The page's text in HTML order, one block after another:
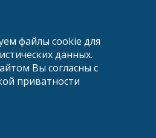
файлы cookie для
данных.
Вы согласны с
приватности